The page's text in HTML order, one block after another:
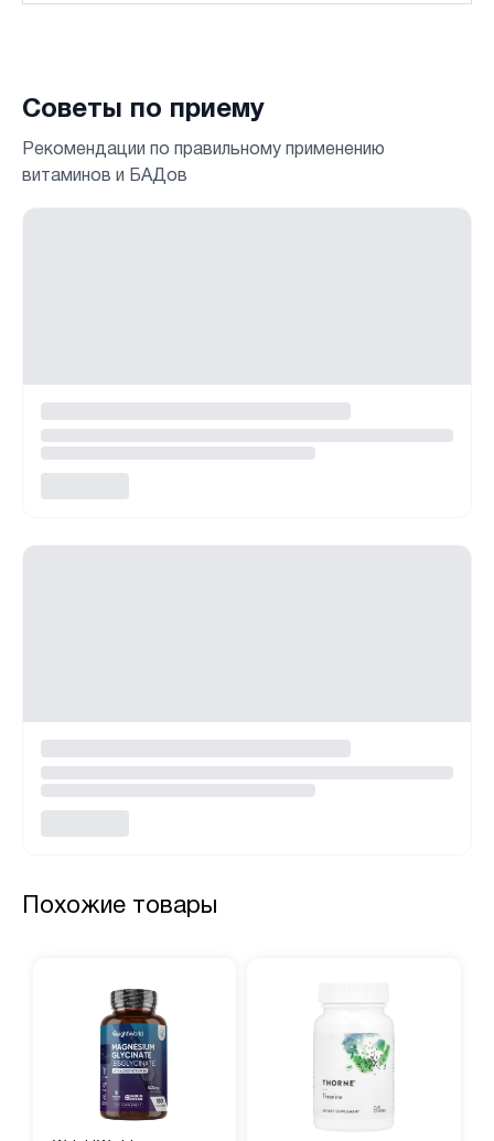
Советы по приему
Рекомендации по правильному применению
витаминов и БАДов
Похожие товары